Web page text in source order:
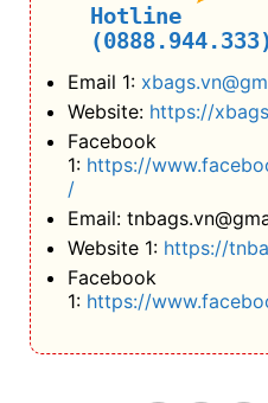
Hotline
(0888.944.333)
Email 1:
Website: https://
Facebook
1: https://
/
Email:
Website 1: https://
Facebook
1: https://